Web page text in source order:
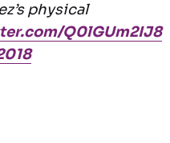
physical
Q0lGUm2IJ8